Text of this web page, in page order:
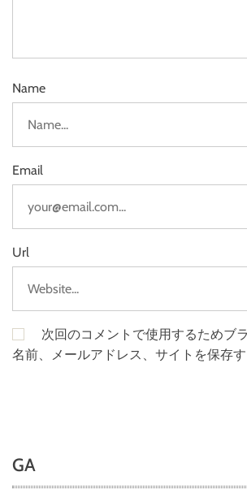
Name
Email
Url
次回のコメントで使用するためブ
名前、メールアドレス、サイトを保存す
GA